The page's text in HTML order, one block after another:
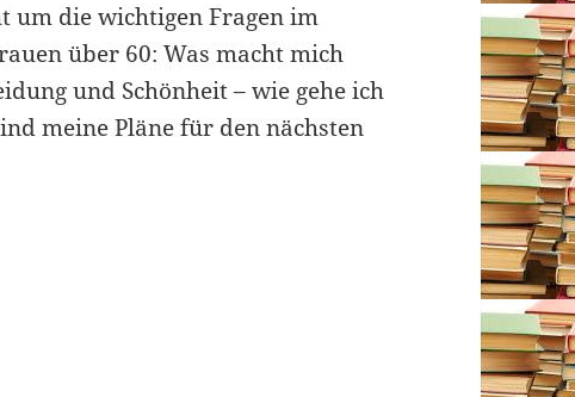
um die wichtigen Fragen im
über 60: Was macht mich
und Schönheit – wie gehe ich
meine Pläne für den nächsten